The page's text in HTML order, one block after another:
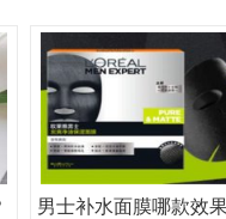
男士补水面膜哪款效